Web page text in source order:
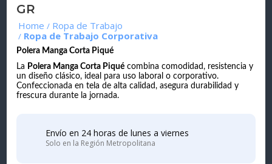
GR
Ropa de Trabajo
Ropa de Trabajo Corporativa
Polera Manga Corta Piqué
La Polera Manga Corta Piqué combina comodidad, resistencia y
un diseño clásico, ideal para uso laboral o corporativo.
Confeccionada en tela de alta calidad, asegura durabilidad y
frescura durante la jornada.
Envío en 24 horas de lunes a viernes
Solo en la Región Metropolitana